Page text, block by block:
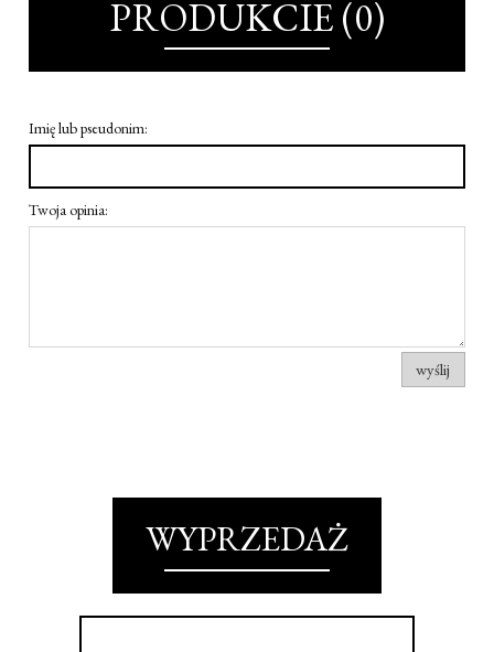
PRODUKCIE (0)
Imię lub pseudonim:
Twoja opinia:
wyślij
WYPRZEDAŻ